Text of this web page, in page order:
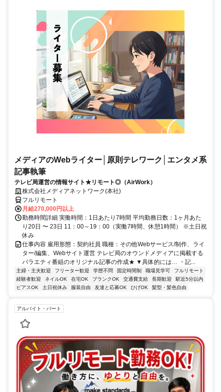
メディアのWebライター│原則テレワーク│エンタメ系
記事執筆
テレビ局運営の情報サイト★リモート◎（AirWork）
株式会社メディアネットワーク(本社)
フルリモート
月給270,000円以上
勤務時間詳細 実働時間：1日あたり7時間 平均勤務日数：1ヶ月あた
り20日 〜 23日 11：00～19：00（実働7時間、休憩1時間） ※土日祝
休み
仕事内容 雇用形態：契約社員 職種：その他Webサービス/制作、ライ
ター/編集、Webサイト運営 テレビ局のオウンドメディアに掲載する
バラエティ番組のオリジナル記事の作成★ ▼具体的には… ・記...
主婦・主夫歓迎 フリーター歓迎 学歴不問 固定時間制 職場見学可
フルリモート
経験者歓迎
ネイルOK 在宅OK ブランクOK 交通費支給 長期歓迎
駅近5分以内
ピアスOK
土日祝休み 服装自由 友達と応募OK ひげOK 髪型・髪色自由
アルバイト・パート